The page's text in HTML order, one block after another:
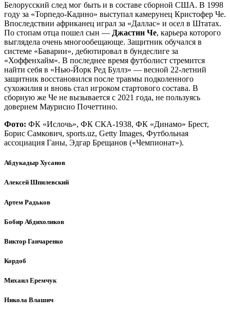
Белорусский след мог быть и в составе сборной США. В 1998
году за «Торпедо-Кадино» выступал камерунец Кристофер Че.
Впоследствии африканец играл за «Даллас» и осел в Штатах.
По стопам отца пошел сын — Джастин Че, карьера которого
выглядела очень многообещающе. Защитник обучался в
системе «Баварии», дебютировал в бундеслиге за
«Хоффенхайм». В последнее время футболист стремится
найти себя в «Нью-Йорк Ред Буллз» — весной 22-летний
защитник восстановился после травмы подколенного
сухожилия и вновь стал игроком стартового состава. В
сборную же Че не вызывается с 2021 года, не пользуясь
доверием Маурисио Почеттино.
Фото: ФК «Ислочь», ФК СКА-1938, ФК «Динамо» Брест,
Борис Самкович, sports.uz, Getty Images, Футбольная
ассоциация Ганы, Эдгар Брещанов («Чемпионат»).
Абдукадыр Хусанов
Алексей Шпилевский
Артем Радьков
Бобир Абдихоликов
Виктор Ганчаренко
Кордоб
Михаил Еремчук
Никола Влашич